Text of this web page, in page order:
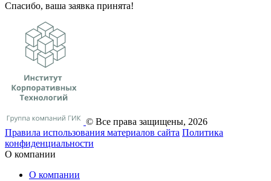
Спасибо, ваша заявка принята!
© Все права защищены, 2026
Правила использования материалов сайта Политика
конфиденциальности
О компании
О компании